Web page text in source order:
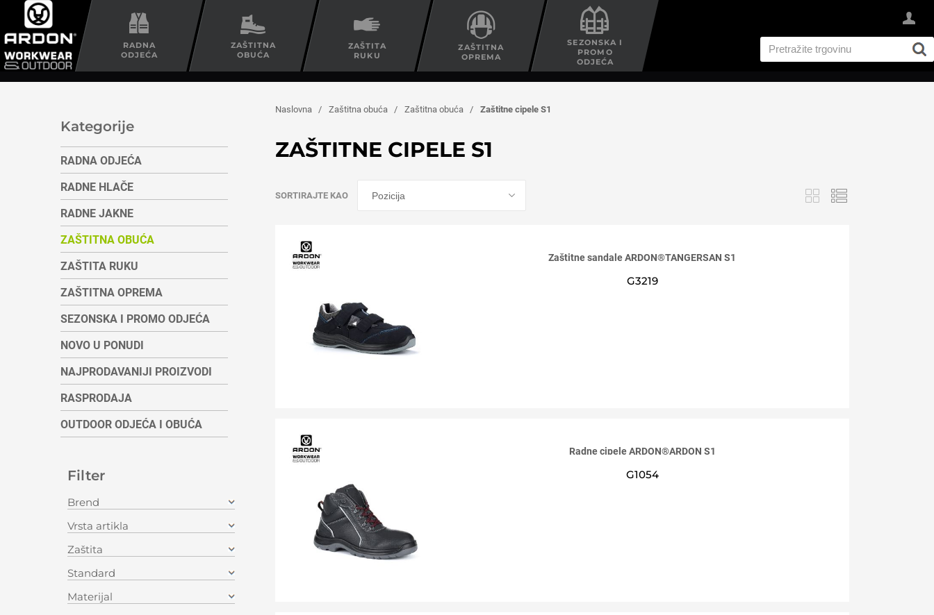
RADNA
ODJEĆA
ZAŠTITNA
OBUĆA
ZAŠTITA
RUKU
ZAŠTITNA
OPREMA
SEZONSKA I
PROMO
ODJEĆA
Naslovna / Zaštitna obuća / Zaštitna obuća / Zaštitne cipele S1
ZAŠTITNE CIPELE S1
SORTIRAJTE KAO
Zaštitne sandale ARDON®TANGERSAN S1
G3219
Radne cipele ARDON®ARDON S1
G1054
Kategorije
RADNA ODJEĆA
RADNE HLAČE
RADNE JAKNE
ZAŠTITNA OBUĆA
ZAŠTITA RUKU
ZAŠTITNA OPREMA
SEZONSKA I PROMO ODJEĆA
NOVO U PONUDI
NAJPRODAVANIJI PROIZVODI
RASPRODAJA
OUTDOOR ODJEĆA I OBUĆA
Filter
Brend
Vrsta artikla
Zaštita
Standard
Materijal